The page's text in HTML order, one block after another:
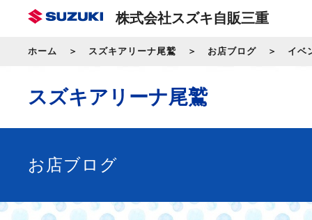
株式会社スズキ自販三重
ホーム スズキアリーナ尾鷲 お店ブログ イベ
スズキアリーナ尾鷲
お店ブログ